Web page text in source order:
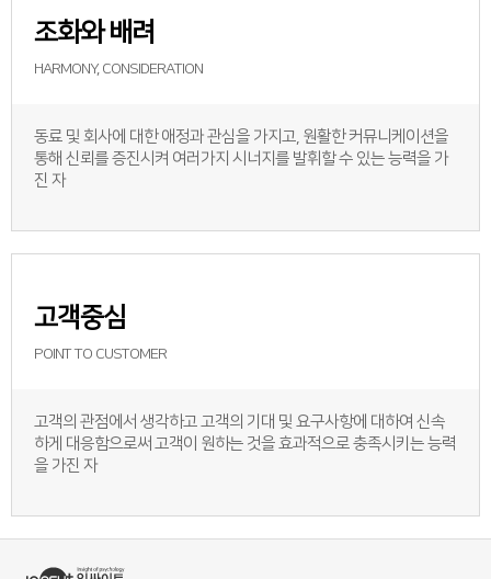
조화와 배려
HARMONY, CONSIDERATION
동료 및 회사에 대한 애정과 관심을 가지고, 원활한 커뮤니케이션을
통해 신뢰를 증진시켜 여러가지 시너지를 발휘할 수 있는 능력을 가
진 자
고객중심
POINT TO CUSTOMER
고객의 관점에서 생각하고 고객의 기대 및 요구사항에 대하여 신속
하게 대응함으로써 고객이 원하는 것을 효과적으로 충족시키는 능력
을 가진 자